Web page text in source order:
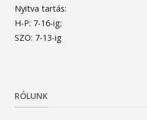
Nyitva tartás:
H-P: 7-16-ig;
SZO: 7-13-ig
RÓLUNK